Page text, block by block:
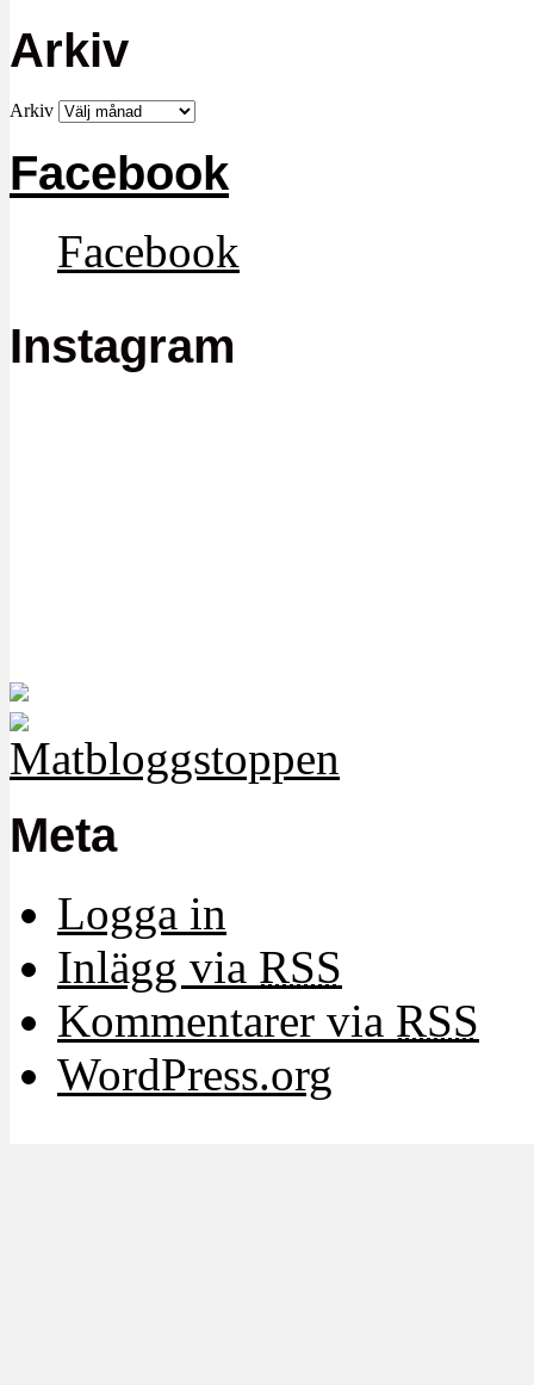
Arkiv
Arkiv
Facebook
Facebook
Instagram
Meta
Logga in
Inlägg via RSS
Kommentarer via RSS
WordPress.org